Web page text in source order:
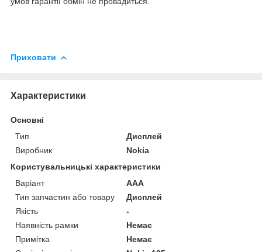
Приховати
Характеристики
Основні
Тип
Дисплей
Виробник
Nokia
Користувальницькі характеристики
Варіант
AAA
Тип запчастин або товару
Дисплей
Якість
-
Наявність рамки
Немає
Примітка
Немає